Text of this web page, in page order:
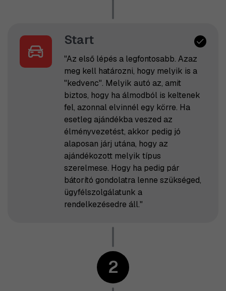
Start
"Az első lépés a legfontosabb. Azaz
meg kell határozni, hogy melyik is a
"kedvenc". Melyik autó az, amit
biztos, hogy ha álmodból is keltenek
fel, azonnal elvinnél egy körre. Ha
esetleg ajándékba veszed az
élményvezetést, akkor pedig jó
alaposan járj utána, hogy az
ajándékozott melyik típus
szerelmese. Hogy ha pedig pár
bátorító gondolatra lenne szükséged,
ügyfélszolgálatunk a
rendelkezésedre áll."
2